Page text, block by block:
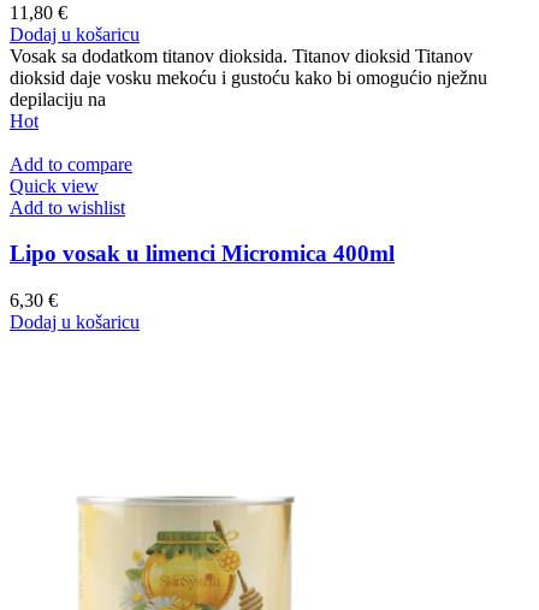
11,80 €
Dodaj u košaricu
Vosak sa dodatkom titanov dioksida. Titanov dioksid Titanov
dioksid daje vosku mekoću i gustoću kako bi omogućio nježnu
depilaciju na
Hot
Add to compare
Quick view
Add to wishlist
Lipo vosak u limenci Micromica 400ml
6,30 €
Dodaj u košaricu